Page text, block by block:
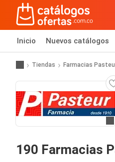
Inicio Nuevos catálogos
Tiendas Farmacias
190 Farmacias